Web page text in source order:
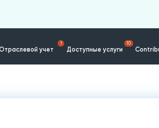
учет
1
Доступные услуги
10